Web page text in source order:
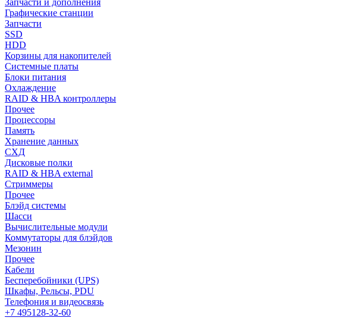
Запчасти и дополнения
Графические станции
Запчасти
SSD
HDD
Корзины для накопителей
Системные платы
Блоки питания
Охлаждение
RAID & HBA контроллеры
Прочее
Процессоры
Память
Хранение данных
СХД
Дисковые полки
RAID & HBA external
Стриммеры
Прочее
Блэйд системы
Шасси
Вычислительные модули
Коммутаторы для блэйдов
Мезонин
Прочее
Кабели
Бесперебойники (UPS)
Шкафы, Рельсы, PDU
Телефония и видеосвязь
+7 495128-32-60